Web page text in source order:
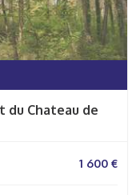
du Chateau de
1 600 €